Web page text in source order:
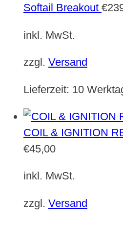
Softail Breakout €
inkl. MwSt.
zzgl. Versand
Lieferzeit: 10
COIL & IGNITION
€45,00
inkl. MwSt.
zzgl. Versand